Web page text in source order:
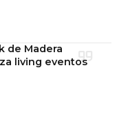
uso diario
mantener
húmedo.
de Madera
living eventos